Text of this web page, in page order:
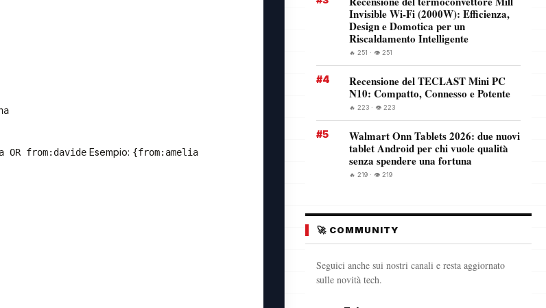
OR from:davide Esempio: {from:amelia
Invisible Wi-Fi (2000W): Efficienza,
Design e Domotica per un
Riscaldamento Intelligente
🔥 251 · 👁️ 251
#4
Recensione del TECLAST Mini PC
N10: Compatto, Connesso e Potente
🔥 223 · 👁️ 223
#5
Walmart Onn Tablets 2026: due nuovi
tablet Android per chi vuole qualità
senza spendere una fortuna
🔥 219 · 👁️ 219
🚀 COMMUNITY
Seguici anche sui nostri canali e resta aggiornato
sulle novità tech.